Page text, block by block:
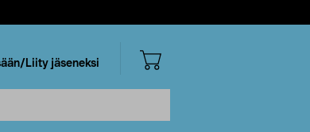
Liity jäseneksi